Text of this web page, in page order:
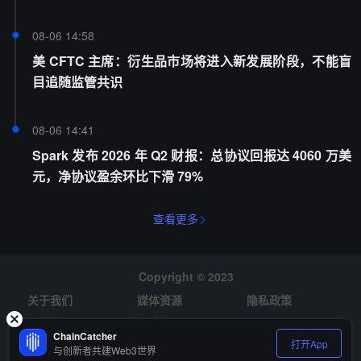
08-06 14:58
美 CFTC 主席：衍生品市场将进入新发展阶段，不能盲
目追随监管共识
08-06 14:41
Spark 发布 2026 年 Q2 财报：总协议回报达 4060 万美
元，净协议盈余环比下滑 79%
查看更多
Copyright © 2023
关于我们
媒体资源
隐私政策
风险提示
招聘
ChainCatcher
与创新者共建Web3世界 打开App